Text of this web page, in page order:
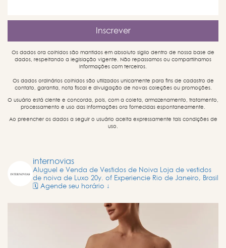
Os dados ora colhidos são mantidos em absoluto sigilo dentro de nossa base de
dados, respeitando a legislação vigente. Não repassamos ou compartilhamos
informações com terceiros.
Os dados ordinários colhidos são utilizados unicamente para fins de cadastro de
contato, garantia, nota fiscal e divulgação de novas coleções ou promoções.
O usuário está ciente e concorda, pois, com a coleta, armazenamento, tratamento,
processamento e uso das informações ora fornecidas espontaneamente.
Ao preencher os dados a seguir o usuário aceita expressamente tais condições de
uso.
internovias
Aluguel e Venda de Vestidos de Noiva Loja de vestidos
de noiva de Luxo 20y. of Experiencie Rio de Janeiro, Brasil
🗓️ Agende seu horário ↓